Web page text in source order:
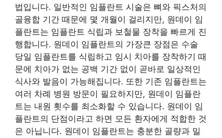
법입니다. 일반적인 임플란트 시술은 뼈와 픽스처의
골융합 기간 때문에 몇 개월이 걸리지만, 원데이 임
플란트는 임플란트 식립과 보철물 장착을 빠르게 진
행합니다. 원데이 임플란트의 가장큰 장점은 수술
당일 임플란트를 식립하고 임시 치아를 장착하기 때
문에 치아가 없는 공백 기간 없이 곧바로 일상적인
식사와 발음이 가능해집니다. 또한 기존 임플란트는
여러 차례 병원 방문이 필요하지만, 원데이 임플란
트는 내원 횟수를 최소화할 수 있습니다. 원데이 임
플란트의 단점이라고 하면 모든 환자에게 적합한 것
은 아닙니다. 원데이 임플란트는 충분한 골량과 밀